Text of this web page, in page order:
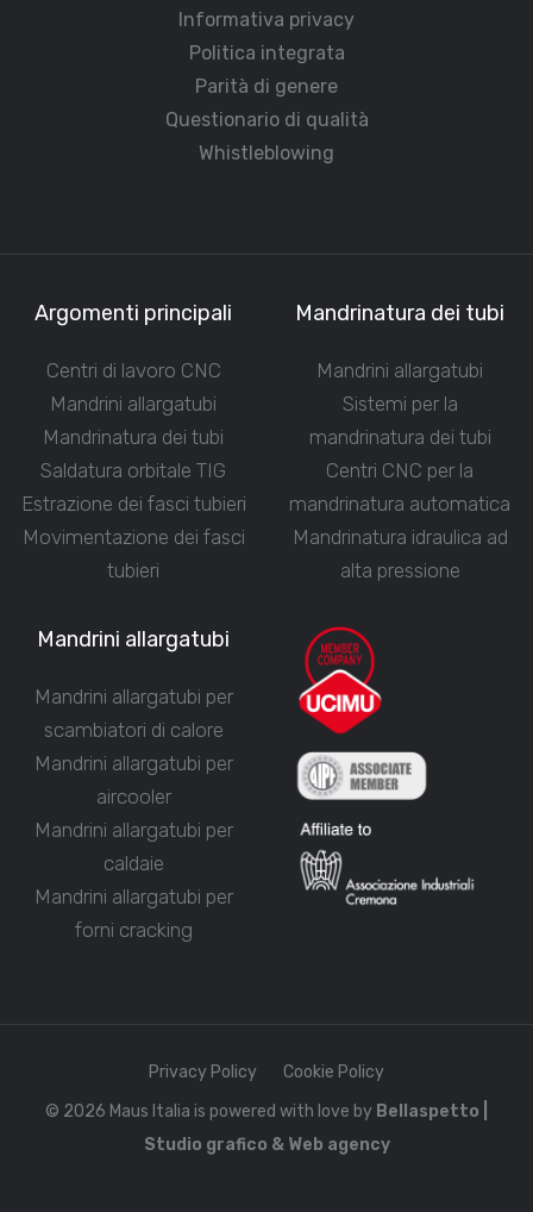
Informativa privacy
Politica integrata
Parità di genere
Questionario di qualità
Whistleblowing
Argomenti principali
Centri di lavoro CNC
Mandrini allargatubi
Mandrinatura dei tubi
Saldatura orbitale TIG
Estrazione dei fasci tubieri
Movimentazione dei fasci
tubieri
Mandrinatura dei tubi
Mandrini allargatubi
Sistemi per la
mandrinatura dei tubi
Centri CNC per la
mandrinatura automatica
Mandrinatura idraulica ad
alta pressione
Mandrini allargatubi
Mandrini allargatubi per
scambiatori di calore
Mandrini allargatubi per
aircooler
Mandrini allargatubi per
caldaie
Mandrini allargatubi per
forni cracking
© 2026 Maus Italia is powered with love by Bellaspetto |
Studio grafico & Web agency
Privacy Policy Cookie Policy